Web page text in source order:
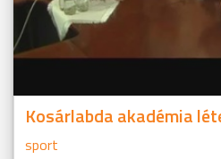
Kosárlabda akadémia
sport